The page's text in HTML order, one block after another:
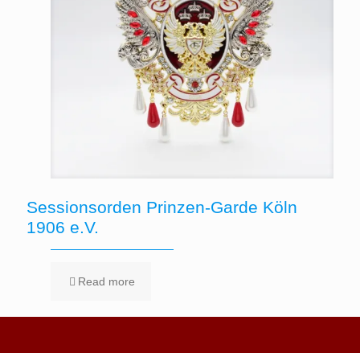
Sessionsorden Prinzen-Garde Köln
1906 e.V.
Read more